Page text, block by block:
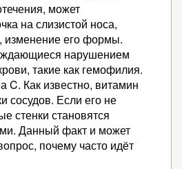
может
на слизистой носа,
изменение его формы.
нарушением
такие как гемофилия.
C. Как известно, витамин
сосудов. Если его не
стенки становятся
Данный факт и может
почему часто идёт